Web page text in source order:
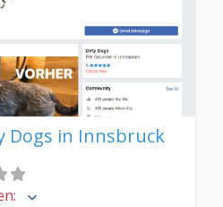
Dogs in Innsbruck
: